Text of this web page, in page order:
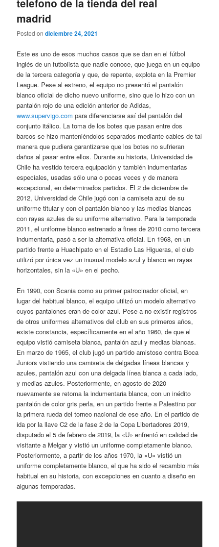
telefono de la tienda del real
madrid
Posted ondiciembre 24, 2021
Este es uno de esos muchos casos que se dan en el fútbol
inglés de un futbolista que nadie conoce, que juega en un equipo
de la tercera categoría y que, de repente, explota en la Premier
League. Pese al estreno, el equipo no presentó el pantalón
blanco oficial de dicho nuevo uniforme, sino que lo hizo con un
pantalón rojo de una edición anterior de Adidas,
www.supervigo.com para diferenciarse así del pantalón del
conjunto itálico. La toma de los botes que pasan entre dos
barcos se hizo manteniéndolos separados mediante cables de tal
manera que pudiera garantizarse que los botes no sufrieran
daños al pasar entre ellos. Durante su historia, Universidad de
Chile ha vestido tercera equipación y también indumentarias
especiales, usadas sólo una o pocas veces y de manera
excepcional, en determinados partidos. El 2 de diciembre de
2012, Universidad de Chile jugó con la camiseta azul de su
uniforme titular y con el pantalón blanco y las medias blancas
con rayas azules de su uniforme alternativo. Para la temporada
2011, el uniforme blanco estrenado a fines de 2010 como tercera
indumentaria, pasó a ser la alternativa oficial. En 1968, en un
partido frente a Huachipato en el Estadio Las Higueras, el club
utilizó por única vez un inusual modelo azul y blanco en rayas
horizontales, sin la «U» en el pecho.
En 1990, con Scania como su primer patrocinador oficial, en
lugar del habitual blanco, el equipo utilizó un modelo alternativo
cuyos pantalones eran de color azul. Pese a no existir registros
de otros uniformes alternativos del club en sus primeros años,
existe constancia, específicamente en el año 1960, de que el
equipo vistió camiseta blanca, pantalón azul y medias blancas.
En marzo de 1965, el club jugó un partido amistoso contra Boca
Juniors vistiendo una camiseta de delgadas líneas blancas y
azules, pantalón azul con una delgada línea blanca a cada lado,
y medias azules. Posteriormente, en agosto de 2020
nuevamente se retoma la indumentaria blanca, con un inédito
pantalón de color gris perla, en un partido frente a Palestino por
la primera rueda del torneo nacional de ese año. En el partido de
ida por la llave C2 de la fase 2 de la Copa Libertadores 2019,
disputado el 5 de febrero de 2019, la «U» enfrentó en calidad de
visitante a Melgar y vistió un uniforme completamente blanco.
Posteriormente, a partir de los años 1970, la «U» vistió un
uniforme completamente blanco, el que ha sido el recambio más
habitual en su historia, con excepciones en cuanto a diseño en
algunas temporadas.